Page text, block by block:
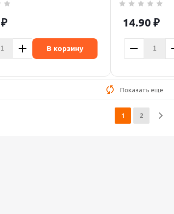
₽
В корзину
14.90 ₽
Показать еще
1 2